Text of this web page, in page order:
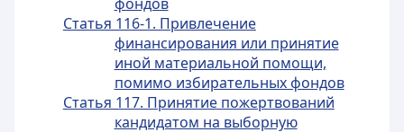
Статья 116-1. Привлечение
финансирования или принятие
иной материальной помощи,
помимо избирательных фондов
Статья 117. Принятие пожертвований
кандидатом на выборную